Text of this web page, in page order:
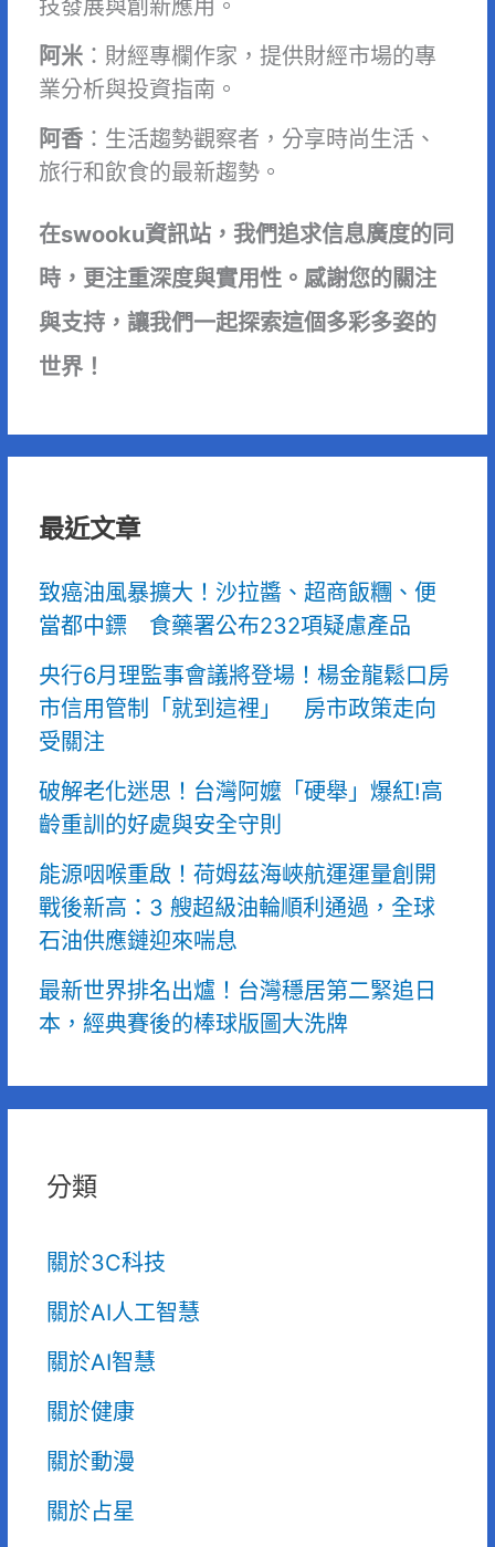
技發展與創新應用。
阿米：財經專欄作家，提供財經市場的專
業分析與投資指南。
阿香：生活趨勢觀察者，分享時尚生活、
旅行和飲食的最新趨勢。
在swooku資訊站，我們追求信息廣度的同
時，更注重深度與實用性。感謝您的關注
與支持，讓我們一起探索這個多彩多姿的
世界！
最近文章
致癌油風暴擴大！沙拉醬、超商飯糰、便
當都中鏢 食藥署公布232項疑慮產品
央行6月理監事會議將登場！楊金龍鬆口房
市信用管制「就到這裡」 房市政策走向
受關注
破解老化迷思！台灣阿嬤「硬舉」爆紅!高
齡重訓的好處與安全守則
能源咽喉重啟！荷姆茲海峽航運運量創開
戰後新高：3 艘超級油輪順利通過，全球
石油供應鏈迎來喘息
最新世界排名出爐！台灣穩居第二緊追日
本，經典賽後的棒球版圖大洗牌
分類
關於3C科技
關於AI人工智慧
關於AI智慧
關於健康
關於動漫
關於占星